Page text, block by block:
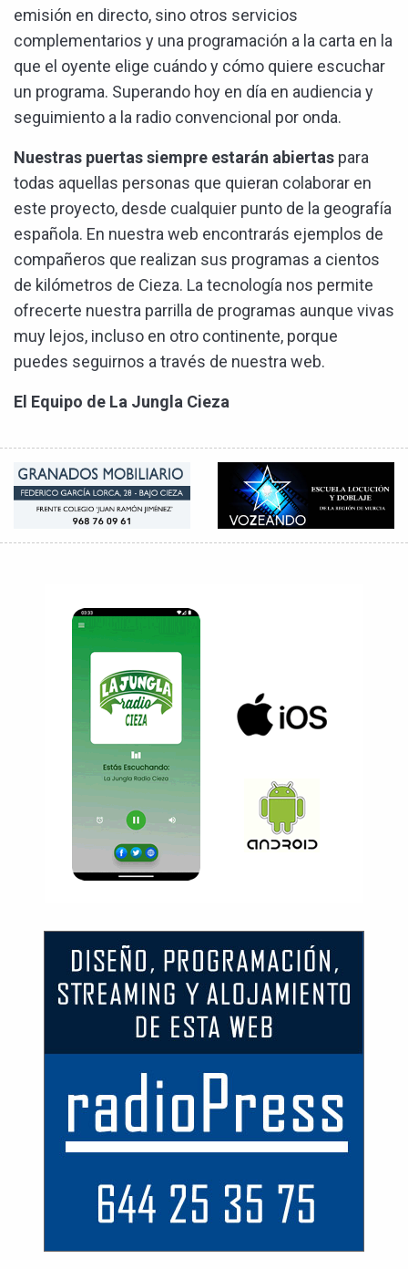
emisión en directo, sino otros servicios
complementarios y una programación a la carta en la
que el oyente elige cuándo y cómo quiere escuchar
un programa. Superando hoy en día en audiencia y
seguimiento a la radio convencional por onda.
Nuestras puertas siempre estarán abiertas para
todas aquellas personas que quieran colaborar en
este proyecto, desde cualquier punto de la geografía
española. En nuestra web encontrarás ejemplos de
compañeros que realizan sus programas a cientos
de kilómetros de Cieza. La tecnología nos permite
ofrecerte nuestra parrilla de programas aunque vivas
muy lejos, incluso en otro continente, porque
puedes seguirnos a través de nuestra web.
El Equipo de La Jungla Cieza